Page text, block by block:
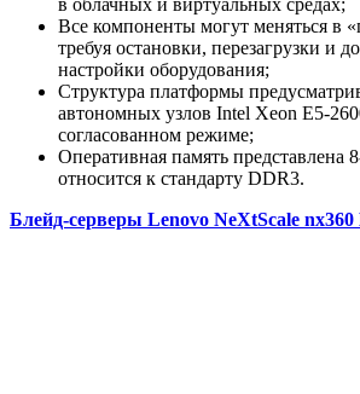
в облачных и виртуальных средах;
Все компоненты могут меняться в
требуя остановки, перезагрузки и
настройки оборудования;
Структура платформы
автономных узлов Intel Xeon E5-
согласованном режиме;
Оперативная память представлена
относится к стандарту DDR3.
Блейд-серверы Lenovo NeXtScale nx360